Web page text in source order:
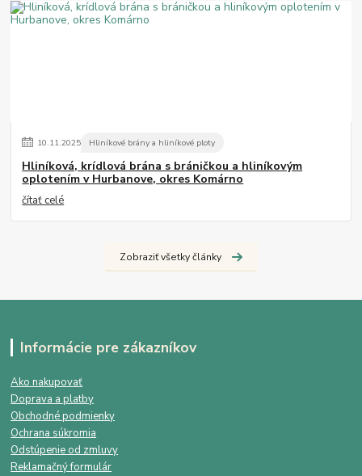
10.11.2025 Hliníkové brány a hliníkové ploty
Hliníková, krídlová brána s bráničkou a hliníkovým
oplotením v Hurbanove, okres Komárno
čítať celé
Zobraziť všetky články
Informácie pre zákazníkov
Ako nakupovať
Doprava a platby
Obchodné podmienky
Ochrana súkromia
Odstúpenie od zmluvy
Reklamačný formulár